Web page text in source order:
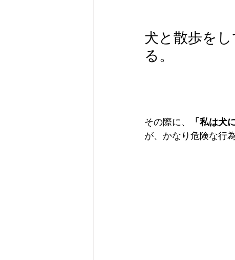
犬と散歩を
る。
その際に、 「私は犬
が、かなり危険な行